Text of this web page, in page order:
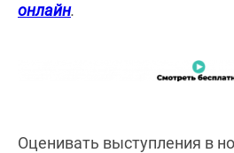
онлайн.
Оценивать выступления в